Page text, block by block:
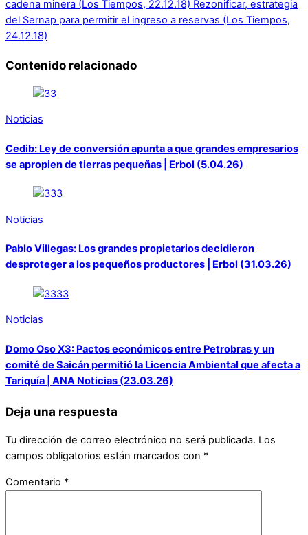
cadena minera (Los Tiempos, 22.12.18) Rezonificar, estrategia
del Sernap para permitir el ingreso a reservas (Los Tiempos,
24.12.18)
Contenido relacionado
Noticias
Cedib: Ley de conversión apunta a que grandes empresarios
se apropien de tierras pequeñas | Erbol (5.04.26)
Noticias
Pablo Villegas: Los grandes propietarios decidieron
desproteger a los pequeños productores | Erbol (31.03.26)
Noticias
Domo Oso X3: Pactos económicos entre Petrobras y un
comité de Saicán permitió la Licencia Ambiental que afecta a
Tariquía | ANA Noticias (23.03.26)
Deja una respuesta
Tu dirección de correo electrónico no será publicada. Los
campos obligatorios están marcados con *
Comentario *